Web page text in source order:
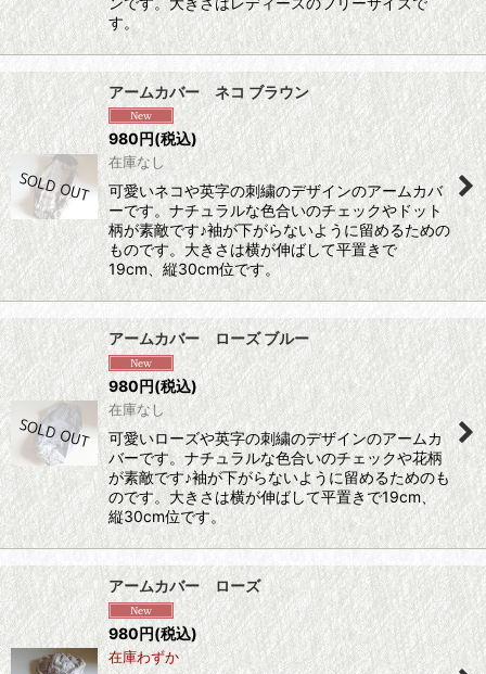
す。
アームカバー ネコ ブラウン
980円(税込)
在庫なし
可愛いネコや英字の刺繍のデザインのアームカバ
ーです。ナチュラルな色合いのチェックやドット
柄が素敵です♪袖が下がらないように留めるための
ものです。大きさは横が伸ばして平置きで
19cm、縦30cm位です。
アームカバー ローズ ブルー
980円(税込)
在庫なし
可愛いローズや英字の刺繍のデザインのアームカ
バーです。ナチュラルな色合いのチェックや花柄
が素敵です♪袖が下がらないように留めるためのも
のです。大きさは横が伸ばして平置きで19cm、
縦30cm位です。
アームカバー ローズ
980円(税込)
在庫わずか